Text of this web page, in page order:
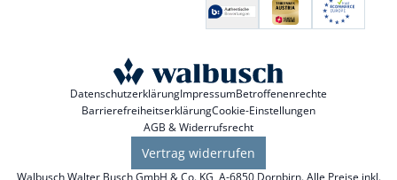
DatenschutzerklärungImpressumBetroffenenrechte
BarrierefreiheitserklärungCookie-Einstellungen
AGB & Widerrufsrecht
Vertrag widerrufen
Walbusch Walter Busch GmbH & Co. KG, A-6850 Dornbirn. Alle Preise inkl.